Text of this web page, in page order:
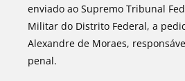
enviado ao Supremo Tribunal
Militar do Distrito Federal, a
Alexandre de Moraes,
penal.